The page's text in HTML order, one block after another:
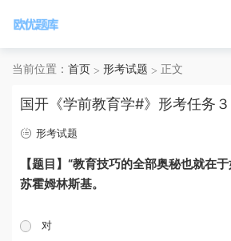
当前位置： 首页 形考试题 正文
国开《学前教育学#》形考任务３
形考试题
【题目】“教育技巧的全部奥秘也就在
苏霍姆林斯基。
对